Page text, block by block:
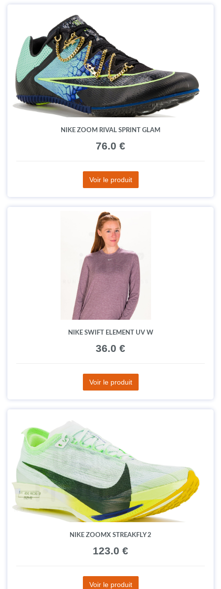
NIKE ZOOM RIVAL SPRINT GLAM
76.0 €
Voir le produit
NIKE SWIFT ELEMENT UV W
36.0 €
Voir le produit
NIKE ZOOMX STREAKFLY 2
123.0 €
Voir le produit